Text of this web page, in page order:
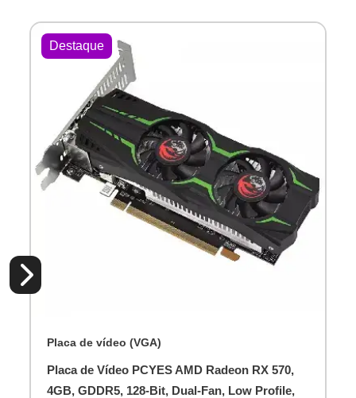
Destaque
Placa de vídeo (VGA)
Placa de Vídeo PCYES AMD Radeon RX 570,
4GB, GDDR5, 128-Bit, Dual-Fan, Low Profile,